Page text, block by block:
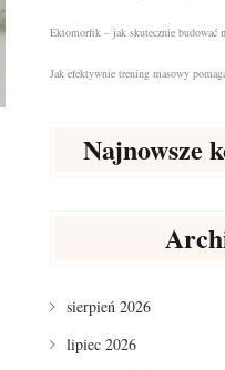
Ektomorfik – jak skutecznie budować
Jak efektywnie trening masowy
Najnowsze
sierpień 2026
lipiec 2026